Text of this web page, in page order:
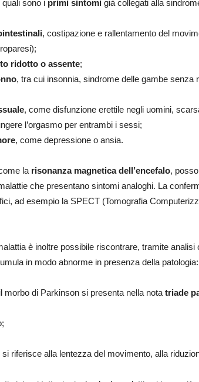
sono i primi sintomi già collegati alla
, costipazione e rallentamento del
ridotto o assente;
, tra cui insonnia, sindrome delle gambe senza
, come disfunzione erettile negli uomini,
l’orgasmo per entrambi i sessi;
, come depressione o ansia.
la risonanza magnetica dell’encefalo,
che presentano sintomi analoghi. La
ad esempio la SPECT (Tomografia
è inoltre possibile riscontrare, tramite
in modo abnorme in presenza della patologia:
morbo di Parkinson si presenta nella nota triade
si riferisce alla lentezza del movimento, alla